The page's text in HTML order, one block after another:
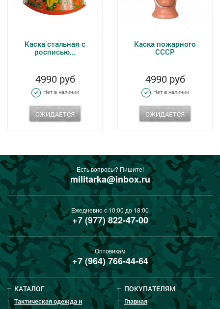
Каска стальная с
росписью...
4990 руб
Нет в наличии
ОЖИДАЕТСЯ
Каска пожарного
СССР
4990 руб
Нет в наличии
ОЖИДАЕТСЯ
Есть вопросы? Пишите!
militarka@inbox.ru
Ежедневно с 10:00 до 18:00
+7 (977) 822-47-00
Оптовикам
+7 (964) 766-44-64
КАТАЛОГ
Тактическая одежда и
ПОКУПАТЕЛЯМ
Главная